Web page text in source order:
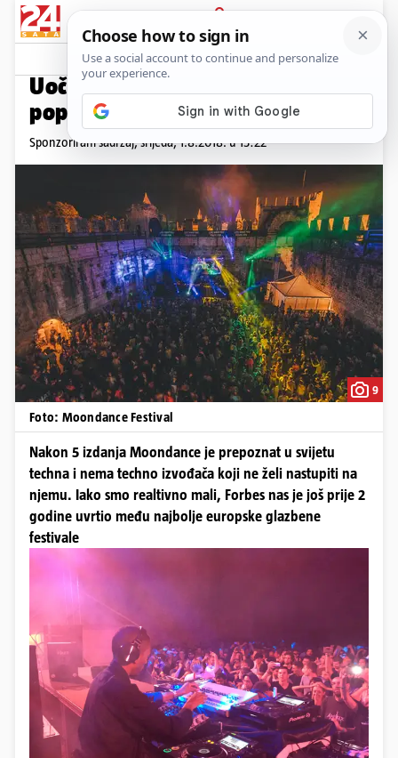
PRIJAVA
Promo sadržaj
Uoči Moondance festivala
popričali smo s organizatorom
Sponzorirani sadržaj,srijeda, 1.8.2018. u 13:22
9
Foto: Moondance Festival
Nakon 5 izdanja Moondance je prepoznat u svijetu
techna i nema techno izvođača koji ne želi nastupiti na
njemu. Iako smo realtivno mali, Forbes nas je još prije 2
godine uvrtio među najbolje europske glazbene
festivale